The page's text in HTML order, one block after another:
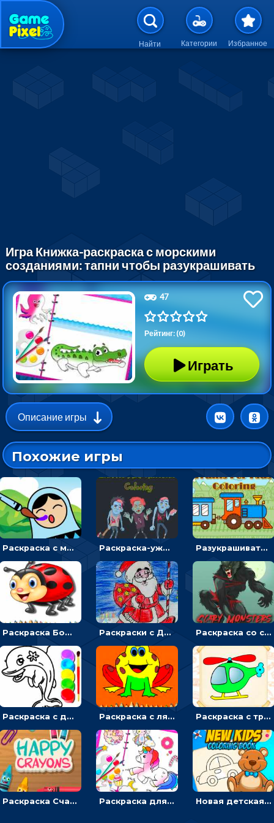
Перейти к основному
Найти Категории Избранное
Игра Книжка-раскраска с морскими
созданиями: тапни чтобы разукрашивать
47
Рейтинг: (0)
Играть
Описание игры
Похожие игры
Раскраска с матрешками для девочек Раскраска-ужастик: разукрась зомби и скелетов Разукрашивать поезда на картинках - раскраска для мальчиков
Раскраска Божья коровка: выбирать цвета и разукрашивать насекомых Раскраски с Дедом Морозом: разрисовывать зимнего волшебника Раскраска со страшилками - для мальчиков
Раскраска с дельфинами: разукрашивать рыб и фотографировать Раскраска с лягушатами: выбирать жабу и красить Раскраска с транспортом для мальчиков
Раскраска Счастливые мелки: выбирать и раскрашивать по образцу Раскраска для девочек Милый единорог: кликать и разукрашивать Новая детская книжка-раскраска: выбирать и рисовать